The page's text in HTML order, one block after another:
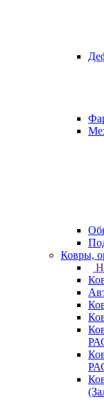
Ковры,